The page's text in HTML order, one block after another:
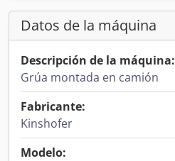
Datos de la máquina
Descripción de la máquina:
Grúa montada en camión
Fabricante:
Kinshofer
Modelo: